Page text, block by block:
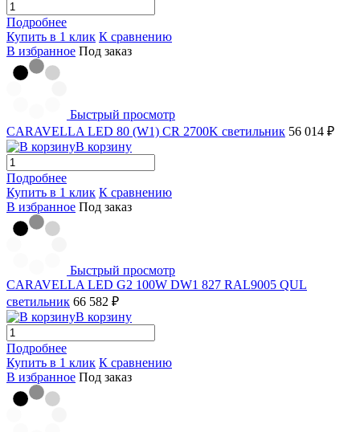
Подробнее
Купить в 1 клик К сравнению
В избранное Под заказ
Быстрый просмотр
CARAVELLA LED 80 (W1) СR 2700K светильник 56 014 ₽
В корзину
Подробнее
Купить в 1 клик К сравнению
В избранное Под заказ
Быстрый просмотр
CARAVELLA LED G2 100W DW1 827 RAL9005 QUL
светильник 66 582 ₽
В корзину
Подробнее
Купить в 1 клик К сравнению
В избранное Под заказ